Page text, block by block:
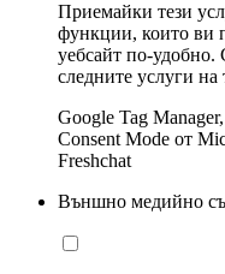
Приемайки тези
функции, които ви
уебсайт по-удобно.
следните услуги на
Google Tag
Consent Mode от
Freshchat
Външно медийно